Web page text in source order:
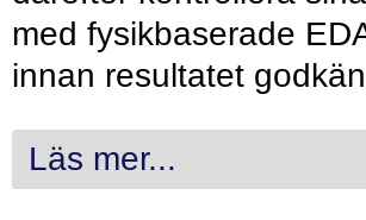
med fysikbaserade
innan resultatet
Läs mer...